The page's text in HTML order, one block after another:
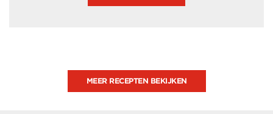
MEER RECEPTEN BEKIJKEN